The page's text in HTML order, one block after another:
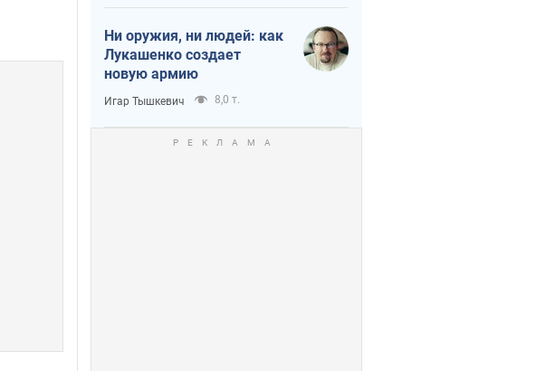
Ни оружия, ни людей: как
Лукашенко создает
новую армию
Игар Тышкевич 8,0 т.